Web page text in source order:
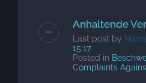
Anhaltende
Last post by
15:17
Posted in
Complaints